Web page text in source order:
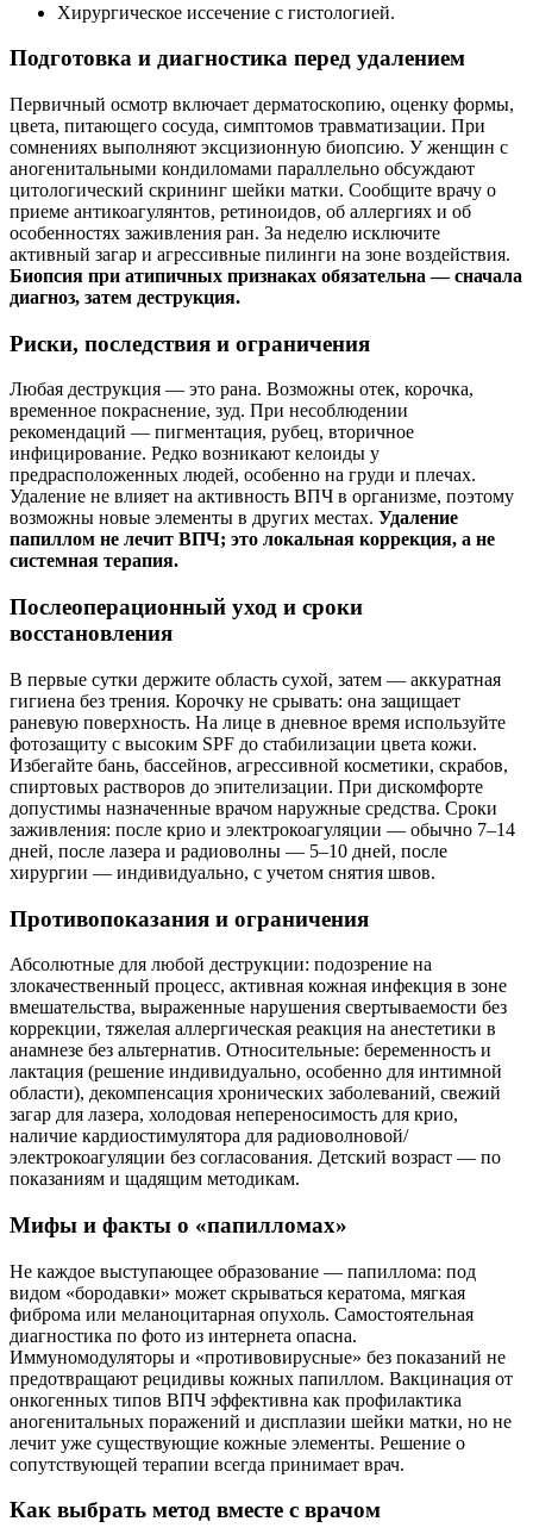
Хирургическое иссечение с гистологией.
Подготовка и диагностика перед удалением
Первичный осмотр включает дерматоскопию, оценку формы,
цвета, питающего сосуда, симптомов травматизации. При
сомнениях выполняют эксцизионную биопсию. У женщин с
аногенитальными кондиломами параллельно обсуждают
цитологический скрининг шейки матки. Сообщите врачу о
приеме антикоагулянтов, ретиноидов, об аллергиях и об
особенностях заживления ран. За неделю исключите
активный загар и агрессивные пилинги на зоне воздействия.
Биопсия при атипичных признаках обязательна — сначала
диагноз, затем деструкция.
Риски, последствия и ограничения
Любая деструкция — это рана. Возможны отек, корочка,
временное покраснение, зуд. При несоблюдении
рекомендаций — пигментация, рубец, вторичное
инфицирование. Редко возникают келоиды у
предрасположенных людей, особенно на груди и плечах.
Удаление не влияет на активность ВПЧ в организме, поэтому
возможны новые элементы в других местах. Удаление
папиллом не лечит ВПЧ; это локальная коррекция, а не
системная терапия.
Послеоперационный уход и сроки
восстановления
В первые сутки держите область сухой, затем — аккуратная
гигиена без трения. Корочку не срывать: она защищает
раневую поверхность. На лице в дневное время используйте
фотозащиту с высоким SPF до стабилизации цвета кожи.
Избегайте бань, бассейнов, агрессивной косметики, скрабов,
спиртовых растворов до эпителизации. При дискомфорте
допустимы назначенные врачом наружные средства. Сроки
заживления: после крио и электрокоагуляции — обычно 7–14
дней, после лазера и радиоволны — 5–10 дней, после
хирургии — индивидуально, с учетом снятия швов.
Противопоказания и ограничения
Абсолютные для любой деструкции: подозрение на
злокачественный процесс, активная кожная инфекция в зоне
вмешательства, выраженные нарушения свертываемости без
коррекции, тяжелая аллергическая реакция на анестетики в
анамнезе без альтернатив. Относительные: беременность и
лактация (решение индивидуально, особенно для интимной
области), декомпенсация хронических заболеваний, свежий
загар для лазера, холодовая непереносимость для крио,
наличие кардиостимулятора для радиоволновой/
электрокоагуляции без согласования. Детский возраст — по
показаниям и щадящим методикам.
Мифы и факты о «папилломах»
Не каждое выступающее образование — папиллома: под
видом «бородавки» может скрываться кератома, мягкая
фиброма или меланоцитарная опухоль. Самостоятельная
диагностика по фото из интернета опасна.
Иммуномодуляторы и «противовирусные» без показаний не
предотвращают рецидивы кожных папиллом. Вакцинация от
онкогенных типов ВПЧ эффективна как профилактика
аногенитальных поражений и дисплазии шейки матки, но не
лечит уже существующие кожные элементы. Решение о
сопутствующей терапии всегда принимает врач.
Как выбрать метод вместе с врачом